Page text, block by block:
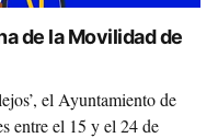
de la Movilidad de
el Ayuntamiento de
entre el 15 y el 24 de